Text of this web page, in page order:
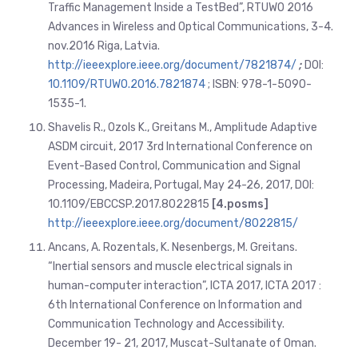
Traffic Management Inside a TestBed”, RTUWO 2016
Advances in Wireless and Optical Communications, 3-4.
nov.2016 Riga, Latvia.
http://ieeexplore.ieee.org/document/7821874/ ; DOI:
10.1109/RTUWO.2016.7821874; ISBN: 978-1-5090-
1535-1.
Shavelis R., Ozols K., Greitans M., Amplitude Adaptive
ASDM circuit, 2017 3rd International Conference on
Event-Based Control, Communication and Signal
Processing, Madeira, Portugal, May 24-26, 2017, DOI:
10.1109/EBCCSP.2017.8022815 [4.posms]
http://ieeexplore.ieee.org/document/8022815/
Ancans, A. Rozentals, K. Nesenbergs, M. Greitans.
“Inertial sensors and muscle electrical signals in
human-computer interaction”, ICTA 2017, ICTA 2017 :
6th International Conference on Information and
Communication Technology and Accessibility.
December 19- 21, 2017, Muscat-Sultanate of Oman.